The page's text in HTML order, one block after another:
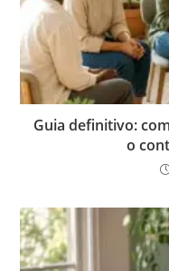
Guia definitivo:
o